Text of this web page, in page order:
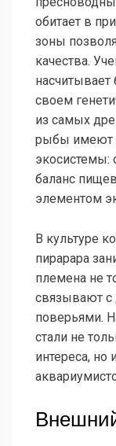
обитает в
зоны
качества.
своем
из самых
рыбы имеют
экосистемы:
баланс
элементом
В культуре
пирарара
племена не
связывают
поверьями.
стали не
интереса, но